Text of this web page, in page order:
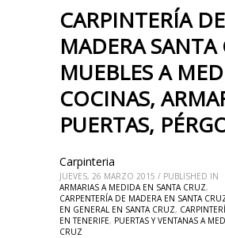
CARPINTERÍA DE
MADERA SANTA
MUEBLES A
COCINAS,
PUERTAS,
Carpinteria
JUEVES, 26 MARZO 2015 / PUBLISHED IN
ARMARIAS A MEDIDA EN SANTA CRUZ,
CARPENTERÍA DE MADERA EN SANTA
EN GENERAL EN SANTA CRUZ,
EN TENERIFE, PUERTAS Y VENTANAS A
CRUZ